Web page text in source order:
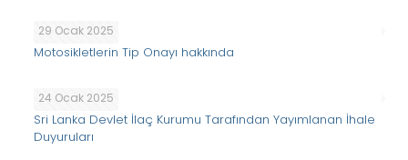
29 Ocak 2025
Motosikletlerin Tip Onayı hakkında
24 Ocak 2025
Sri Lanka Devlet İlaç Kurumu Tarafından Yayımlanan İhale
Duyuruları